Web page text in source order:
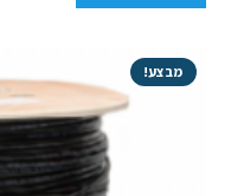
מבצע!